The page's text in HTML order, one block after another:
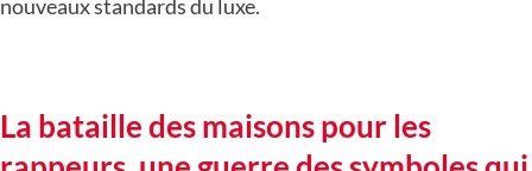
nouveaux standards du luxe.
La bataille des maisons pour les